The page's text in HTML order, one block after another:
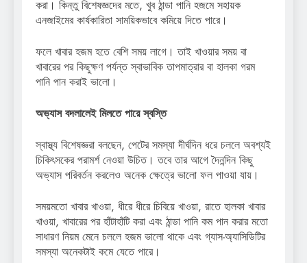
করা। কিন্তু বিশেষজ্ঞদের মতে, খুব ঠান্ডা পানি হজমে সহায়ক
এনজাইমের কার্যকারিতা সাময়িকভাবে কমিয়ে দিতে পারে।
ফলে খাবার হজম হতে বেশি সময় লাগে। তাই খাওয়ার সময় বা
খাবারের পর কিছুক্ষণ পর্যন্ত স্বাভাবিক তাপমাত্রার বা হালকা গরম
পানি পান করাই ভালো।
অভ্যাস বদলালেই মিলতে পারে স্বস্তি
স্বাস্থ্য বিশেষজ্ঞরা বলছেন, পেটের সমস্যা দীর্ঘদিন ধরে চললে অবশ্যই
চিকিৎসকের পরামর্শ নেওয়া উচিত। তবে তার আগে দৈনন্দিন কিছু
অভ্যাস পরিবর্তন করলেও অনেক ক্ষেত্রে ভালো ফল পাওয়া যায়।
সময়মতো খাবার খাওয়া, ধীরে ধীরে চিবিয়ে খাওয়া, রাতে হালকা খাবার
খাওয়া, খাবারের পর হাঁটাহাঁটি করা এবং ঠান্ডা পানি কম পান করার মতো
সাধারণ নিয়ম মেনে চললে হজম ভালো থাকে এবং গ্যাস-অ্যাসিডিটির
সমস্যা অনেকটাই কমে যেতে পারে।